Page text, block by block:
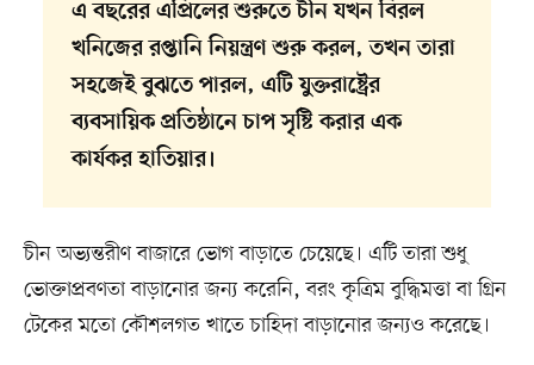
এ বছরের এপ্রিলের শুরুতে চীন যখন বিরল
খনিজের রপ্তানি নিয়ন্ত্রণ শুরু করল, তখন তারা
সহজেই বুঝতে পারল, এটি যুক্তরাষ্ট্রের
ব্যবসায়িক প্রতিষ্ঠানে চাপ সৃষ্টি করার এক
কার্যকর হাতিয়ার।
চীন অভ্যন্তরীণ বাজারে ভোগ বাড়াতে চেয়েছে। এটি তারা শুধু
ভোক্তাপ্রবণতা বাড়ানোর জন্য করেনি, বরং কৃত্রিম বুদ্ধিমত্তা বা গ্রিন
টেকের মতো কৌশলগত খাতে চাহিদা বাড়ানোর জন্যও করেছে।